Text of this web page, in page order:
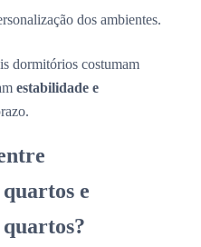
dos ambientes.
dormitórios costumam
estabilidade e
e